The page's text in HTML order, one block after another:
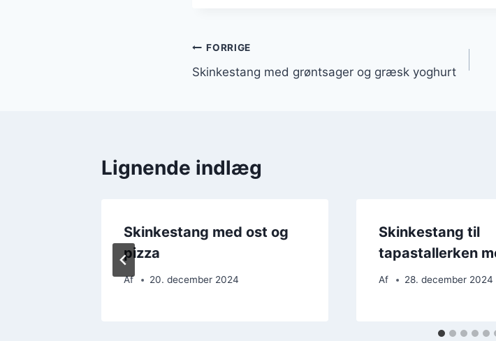
Indlægsnavigation
FORRIGE
Skinkestang med grøntsager og græsk yoghurt
Lignende indlæg
Skinkestang med ost og
pizza
Af 20. december 2024
Skinkestang til
tapastallerken
Af 28. december 2024